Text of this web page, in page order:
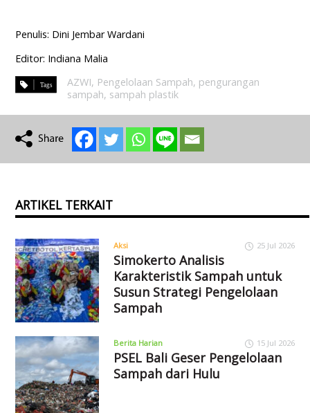
Penulis: Dini Jembar Wardani
Editor: Indiana Malia
AZWI, Pengelolaan Sampah, pengurangan
sampah, sampah plastik
ARTIKEL TERKAIT
Aksi 25 Jul 2026
Simokerto Analisis
Karakteristik Sampah untuk
Susun Strategi Pengelolaan
Sampah
Berita Harian 15 Jul 2026
PSEL Bali Geser Pengelolaan
Sampah dari Hulu